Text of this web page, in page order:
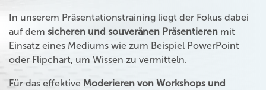
In unserem Präsentationstraining liegt der Fokus dabei
auf dem sicheren und souveränen Präsentieren mit
Einsatz eines Mediums wie zum Beispiel PowerPoint
oder Flipchart, um Wissen zu vermitteln.
Für das effektive Moderieren von Workshops und